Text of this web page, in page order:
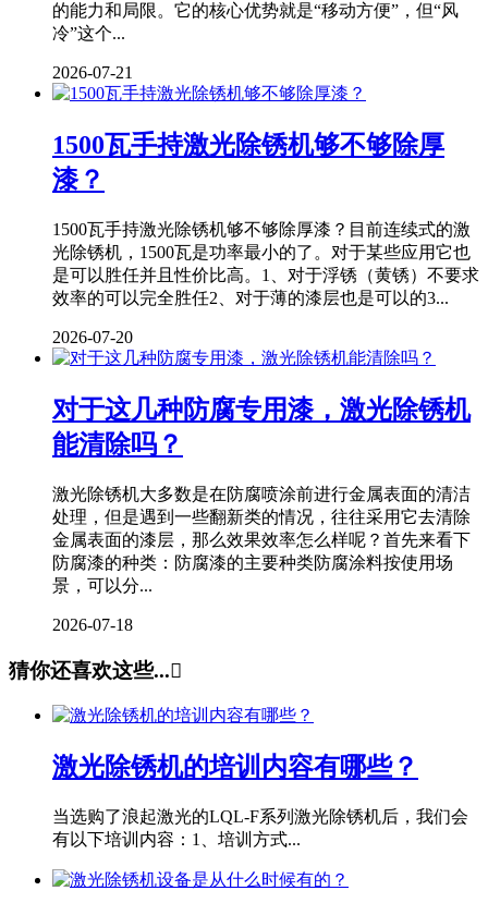
的能力和局限。它的核心优势就是“移动方便”，但“风
冷”这个...
2026-07-21
1500瓦手持激光除锈机够不够除厚
漆？
1500瓦手持激光除锈机够不够除厚漆？目前连续式的激
光除锈机，1500瓦是功率最小的了。对于某些应用它也
是可以胜任并且性价比高。1、对于浮锈（黄锈）不要求
效率的可以完全胜任2、对于薄的漆层也是可以的3...
2026-07-20
对于这几种防腐专用漆，激光除锈机
能清除吗？
激光除锈机大多数是在防腐喷涂前进行金属表面的清洁
处理，但是遇到一些翻新类的情况，往往采用它去清除
金属表面的漆层，那么效果效率怎么样呢？首先来看下
防腐漆的种类：防腐漆的主要种类防腐涂料按使用场
景，可以分...
2026-07-18
猜你还喜欢这些...
激光除锈机的培训内容有哪些？
当选购了浪起激光的LQL-F系列激光除锈机后，我们会
有以下培训内容：1、培训方式...